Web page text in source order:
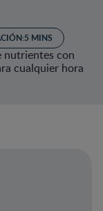
5 MINS
nutrientes con
cualquier hora